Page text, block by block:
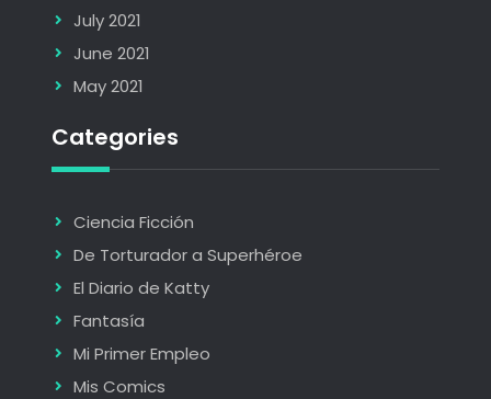
July 2021
June 2021
May 2021
Categories
Ciencia Ficción
De Torturador a Superhéroe
El Diario de Katty
Fantasía
Mi Primer Empleo
Mis Comics